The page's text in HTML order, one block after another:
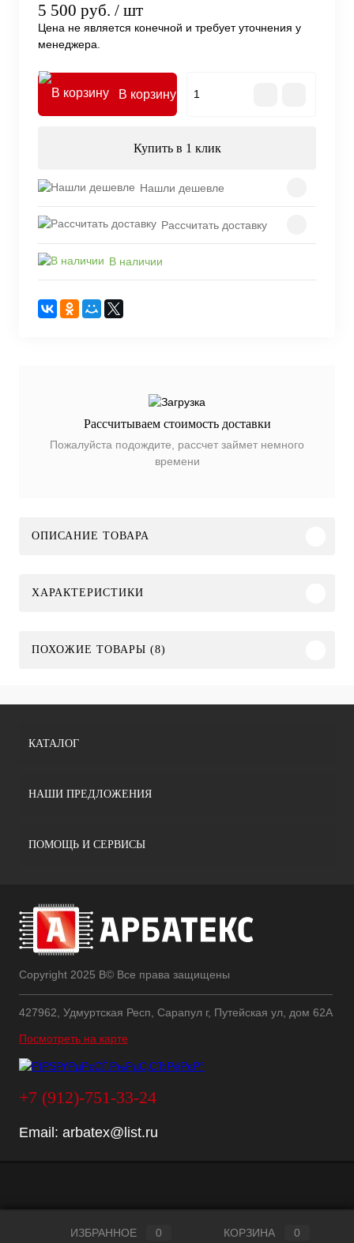
5 500 руб. / шт
Цена не является конечной и требует уточнения у
менеджера.
В корзину
Купить в 1 клик
Нашли дешевле
Рассчитать доставку
В наличии
Рассчитываем стоимость доставки
Пожалуйста подождите, рассчет займет немного
времени
ОПИСАНИЕ ТОВАРА
ХАРАКТЕРИСТИКИ
ПОХОЖИЕ ТОВАРЫ (8)
КАТАЛОГ
НАШИ ПРЕДЛОЖЕНИЯ
ПОМОЩЬ И СЕРВИСЫ
Copyright 2025 В© Все права защищены
427962, Удмуртская Респ, Сарапул г, Путейская ул, дом 62А
Посмотреть на карте
+7 (912)-751-33-24
Email: arbatex@list.ru
ИЗБРАННОЕ 0 КОРЗИНА 0